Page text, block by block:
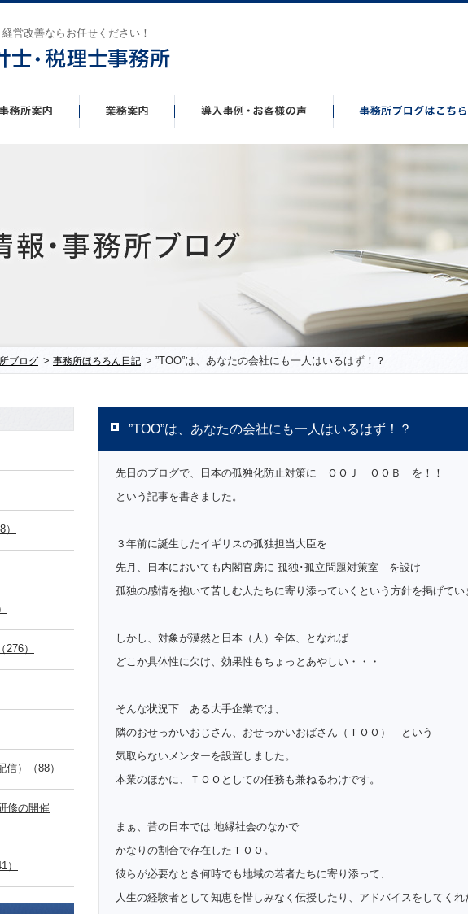
営改善ならお任せください！
ブログ > 事務所ほろろん日記 > ”TOO”は、あなたの会社にも一人はいるはず！？
”TOO”は、あなたの会社にも一人はいるはず！？
先日のブログで、日本の孤独化防止対策に ＯＯＪ ＯＯＢ を！！
という記事を書きました。
３年前に誕生したイギリスの孤独担当大臣を
先月、日本においても内閣官房に 孤独･孤立問題対策室 を設け
孤独の感情を抱いて苦しむ人たちに寄り添っていくという方針を掲げてい
しかし、対象が漠然と日本（人）全体、となれば
どこか具体性に欠け、効果性もちょっとあやしい・・・
そんな状況下 ある大手企業では、
隣のおせっかいおじさん、おせっかいおばさん（ＴＯＯ） という
気取らないメンターを設置しました。
本業のほかに、ＴＯＯとしての任務も兼ねるわけです。
まぁ、昔の日本では 地縁社会のなかで
かなりの割合で存在したＴＯＯ。
彼らが必要なとき何時でも地域の若者たちに寄り添って、
人生の経験者として知恵を惜しみなく伝授したり、アドバイスをしてく
）
）（88）
修の開催
）